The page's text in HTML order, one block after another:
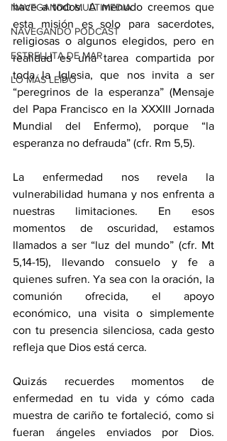
NAVEGANDO MULTIMEDIA
NAVEGANDO PODCAST
ESTRELLITA DE MAR
LO MÁS LEÍDO
hace a todos. A menudo creemos que
esta misión es solo para sacerdotes,
religiosas o algunos elegidos, pero en
realidad es una tarea compartida por
toda la Iglesia, que nos invita a ser
“peregrinos de la esperanza” (Mensaje
del Papa Francisco en la XXXIII Jornada
Mundial del Enfermo), porque “la
esperanza no defrauda” (cfr. Rm 5,5).
La enfermedad nos revela la
vulnerabilidad humana y nos enfrenta a
nuestras limitaciones. En esos
momentos de oscuridad, estamos
llamados a ser “luz del mundo” (cfr. Mt
5,14-15), llevando consuelo y fe a
quienes sufren. Ya sea con la oración, la
comunión ofrecida, el apoyo
económico, una visita o simplemente
con tu presencia silenciosa, cada gesto
refleja que Dios está cerca.
Quizás recuerdes momentos de
enfermedad en tu vida y cómo cada
muestra de cariño te fortaleció, como si
fueran ángeles enviados por Dios.